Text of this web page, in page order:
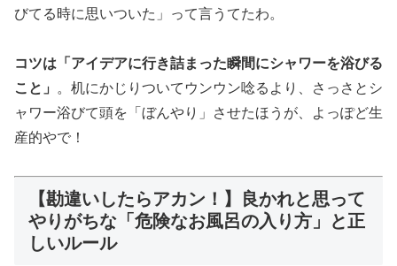
びてる時に思いついた」って言うてたわ。
コツは「アイデアに行き詰まった瞬間にシャワーを浴びる
こと」 。机にかじりついてウンウン唸るより、さっさとシ
ャワー浴びて頭を「ぼんやり」させたほうが、よっぽど生
産的やで！
【勘違いしたらアカン！】良かれと思って
やりがちな「危険なお風呂の入り方」と正
しいルール